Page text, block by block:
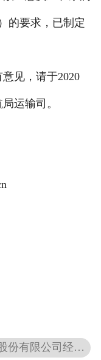
的要求，已制定
见，请于2020
运输司。
上一条：关于变更云南红土航空股份有限公司经营许可证所载主运营基地机场的公示